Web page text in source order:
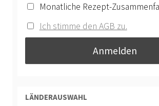
Monatliche Rezept-
Ich stimme den AGB zu.
LÄNDERAUSWAHL